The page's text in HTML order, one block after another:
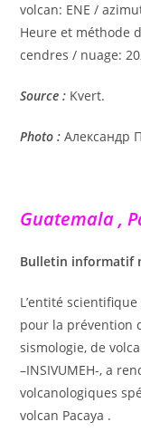
volcan: ENE /
Heure et méthode
cendres / nuage:
Source : Kvert.
Photo : Александр
Guatemala ,
Bulletin informatif
L’entité
pour la prévention
sismologie, de
–INSIVUMEH-, a
volcanologiques
volcan Pacaya .